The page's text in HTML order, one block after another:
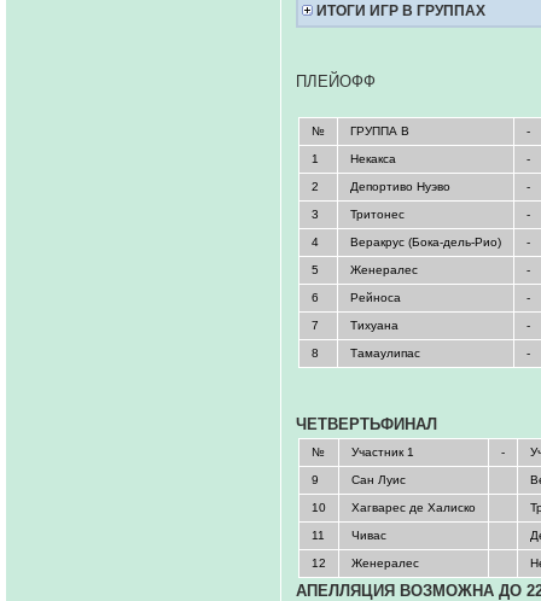
ИТОГИ ИГР В ГРУППАХ
ПЛЕЙОФФ
№ ГРУППА В -
1 Некакса -
2 Депортиво Нуэво -
3 Тритонес -
4 Веракрус (Бока-дель-Рио) -
5 Женералес -
6 Рейноса -
7 Тихуана -
8 Тамаулипас -
ЧЕТВЕРТЬФИНАЛ
№ Участник 1 -
9 Сан Луис
10 Хагварес де Халиско
11 Чивас
12 Женералес
АПЕЛЛЯЦИЯ ВОЗМОЖНА ДО